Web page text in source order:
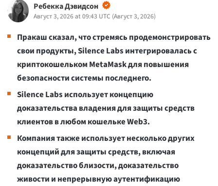
Ребекка Дэвидсон
Август 3, 2026 at 09:43 UTC (Август 3, 2026)
Пракаш сказал, что стремясь продемонстрировать
свои продукты, Silence Labs интегрировалась с
криптокошельком MetaMask для повышения
безопасности системы последнего.
Silence Labs использует концепцию
доказательства владения для защиты средств
клиентов в любом кошельке Web3.
Компания также использует несколько других
концепций для защиты средств, включая
доказательство близости, доказательство
живости и непрерывную аутентификацию